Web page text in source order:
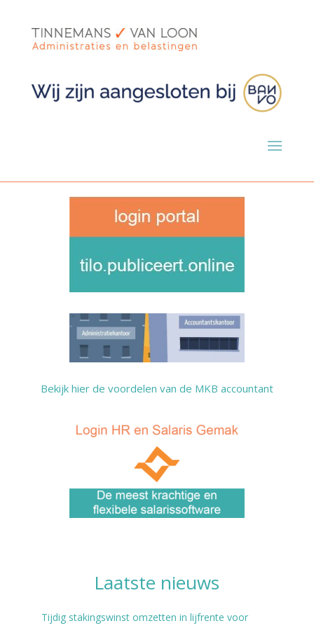
Bekijk hier de voordelen van de MKB accountant
Laatste nieuws
Tijdig stakingswinst omzetten in lijfrente voor